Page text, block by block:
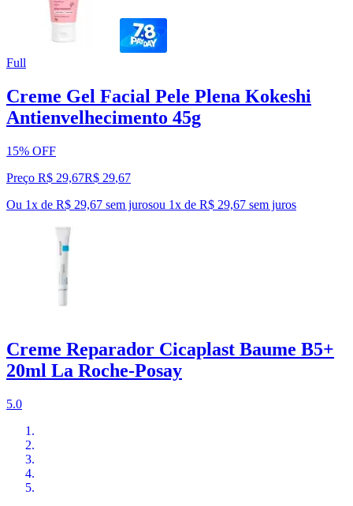
Full
Creme Gel Facial Pele Plena Kokeshi
Antienvelhecimento 45g
15% OFF
Preço R$ 29,67R$ 29,67
Ou 1x de R$ 29,67 sem jurosou 1x de R$ 29,67 sem juros
Creme Reparador Cicaplast Baume B5+
20ml La Roche-Posay
5.0